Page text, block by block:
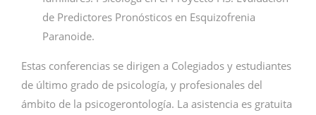
de Predictores Pronósticos en Esquizofrenia
Paranoide.
Estas conferencias se dirigen a Colegiados y estudiantes
de último grado de psicología, y profesionales del
ámbito de la psicogerontología. La asistencia es gratuita